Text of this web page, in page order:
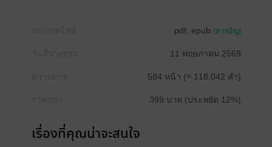
pdf, epub (สารบัญ)
11 พฤษภาคม 2569
584 หน้า (≈ 118,042 คำ)
399 บาท (ประหยัด 12%)
เรื่องที่คุณน่าจะสนใจ